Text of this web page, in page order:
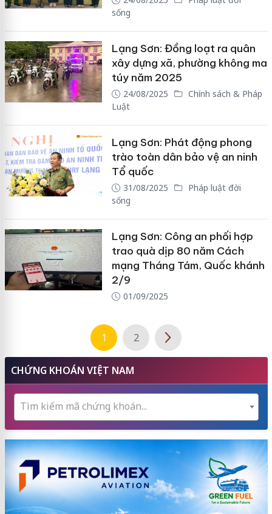
sống
Lạng Sơn: Đồng loạt ra quân
xây dựng xã, phường không ma
túy năm 2025
24/08/2025
Chính sách & Pháp
Luật
Lạng Sơn: Phát động phong
trào toàn dân bảo vệ an ninh
Tổ quốc
31/08/2025
Pháp luật đời
sống
Lạng Sơn: Công an phối hợp
trao quà dịp 80 năm Cách
mạng Tháng Tám, Quốc khánh
2/9
01/09/2025
1 2
CHỨNG KHOÁN VIỆT NAM
Tìm kiếm mã chứng khoán...